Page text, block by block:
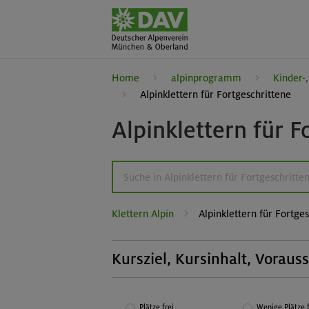
Home alpinprogramm Kinder-
Alpinklettern für Fortgeschrittene
Alpinklettern für
Klettern Alpin Alpinklettern für
Kursziel, Kursinhalt,
Neben der Wiederholung von
Plätze frei Wenige Plätze